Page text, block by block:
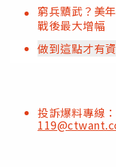
窮兵黷武？美
戰後最大增幅
做到這點才有
投訴爆料專線：